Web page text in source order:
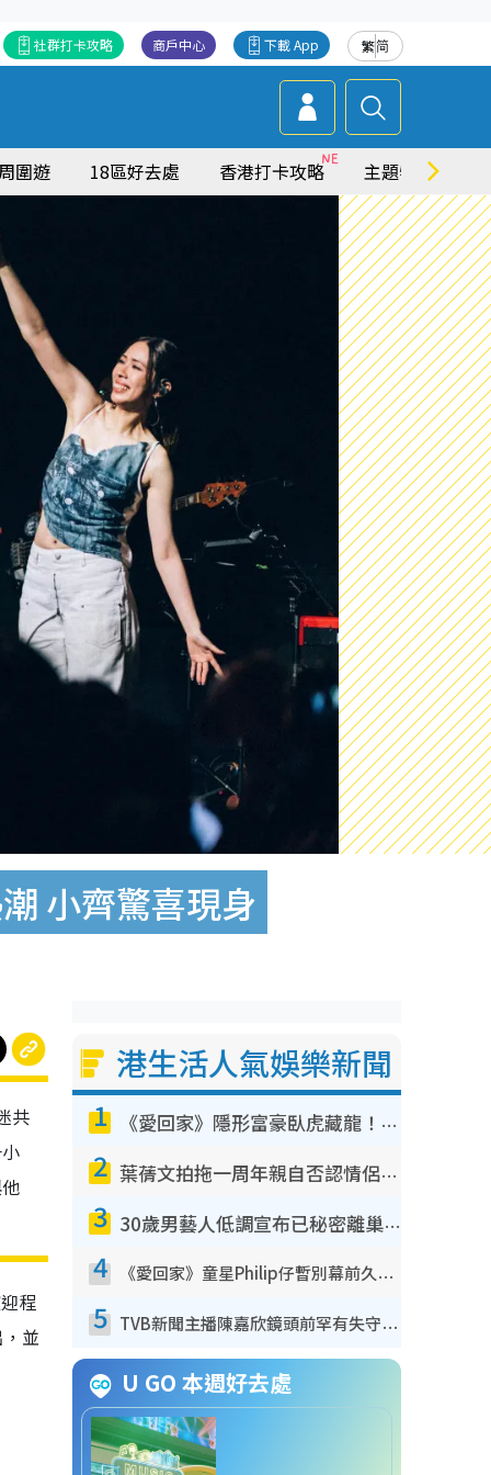
繁简
下載 App
商戶中心
社群打卡攻略
圍遊 18區好去處 香港打卡攻略 主題特集
小齊驚喜現身
共
程
並
港生活人氣娛樂新聞
1 《愛回家》隱形富豪臥虎藏龍！盤點12位財氣逼人的有錢藝人：呢位靚女3億身家唔憂做
2 葉蒨文拍拖一周年親自否認情侶關係？！被質疑感情造假竟稱GM「普通同事」
3 30歲男藝人低調宣布已秘密離巢！人氣急跌變失蹤人口︰「這幾年過得並不容易」
4 《愛回家》童星Philip仔暫別幕前久違現身！15歲近況暴風長高蛻變帥氣少男
5 TVB新聞主播陳嘉欣鏡頭前罕有失守！遭林超英一句說話突襲嚇親當場大笑
U GO 本週好去處